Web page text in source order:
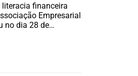
financeira
Empresarial
no dia 28 de…